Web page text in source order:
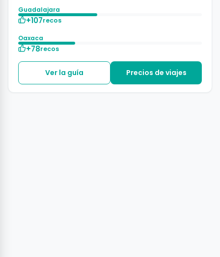
Guadalajara
+107recos
Oaxaca
+78recos
Ver la guía Precios de viajes